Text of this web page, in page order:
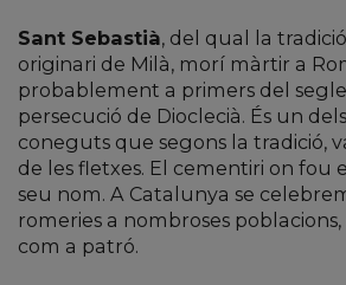
Sant Sebastià, del qual la
originari de Milà, morí màrtir a
probablement a primers del
persecució de Dioclecià. És un
coneguts que segons la tradició,
de les fletxes. El cementiri on fou
seu nom. A Catalunya se
romeries a nombroses
com a patró.